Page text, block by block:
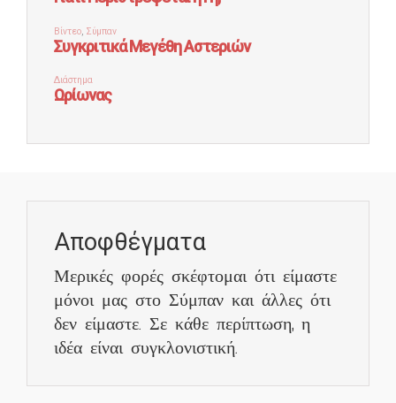
Αποφθέγματα
Μερικές φορές σκέφτομαι ότι είμαστε
μόνοι μας στο Σύμπαν και άλλες ότι
δεν είμαστε. Σε κάθε περίπτωση, η
ιδέα είναι συγκλονιστική.